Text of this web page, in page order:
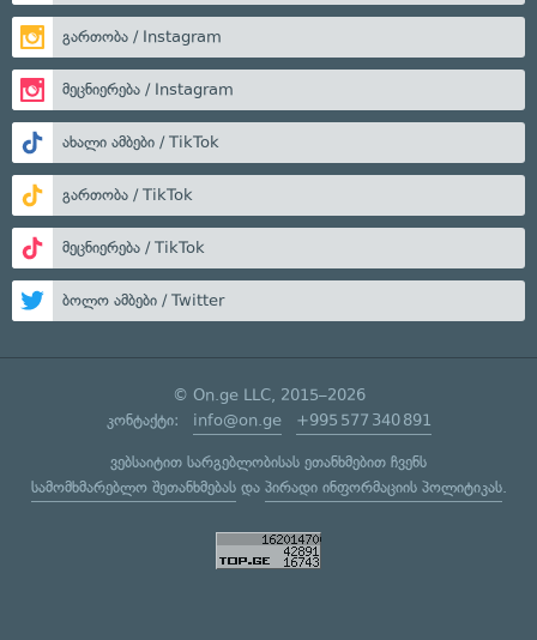
გართობა / Instagram
მეცნიერება / Instagram
ახალი ამბები / TikTok
გართობა / TikTok
მეცნიერება / TikTok
ბოლო ამბები / Twitter
© On.ge LLC, 2015–2026
კონტაქტი: info@on.ge +995 577 340 891
ვებსაიტით სარგებლობისას ეთანხმებით ჩვენს
სამომხმარებლო შეთანხმებასდა პირადი ინფორმაციის პოლიტიკას.